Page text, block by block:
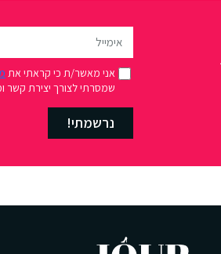
אני מאשר/ת כי קראתי את
שמסרתי לצורך יצירת קשר
נרשמתי!